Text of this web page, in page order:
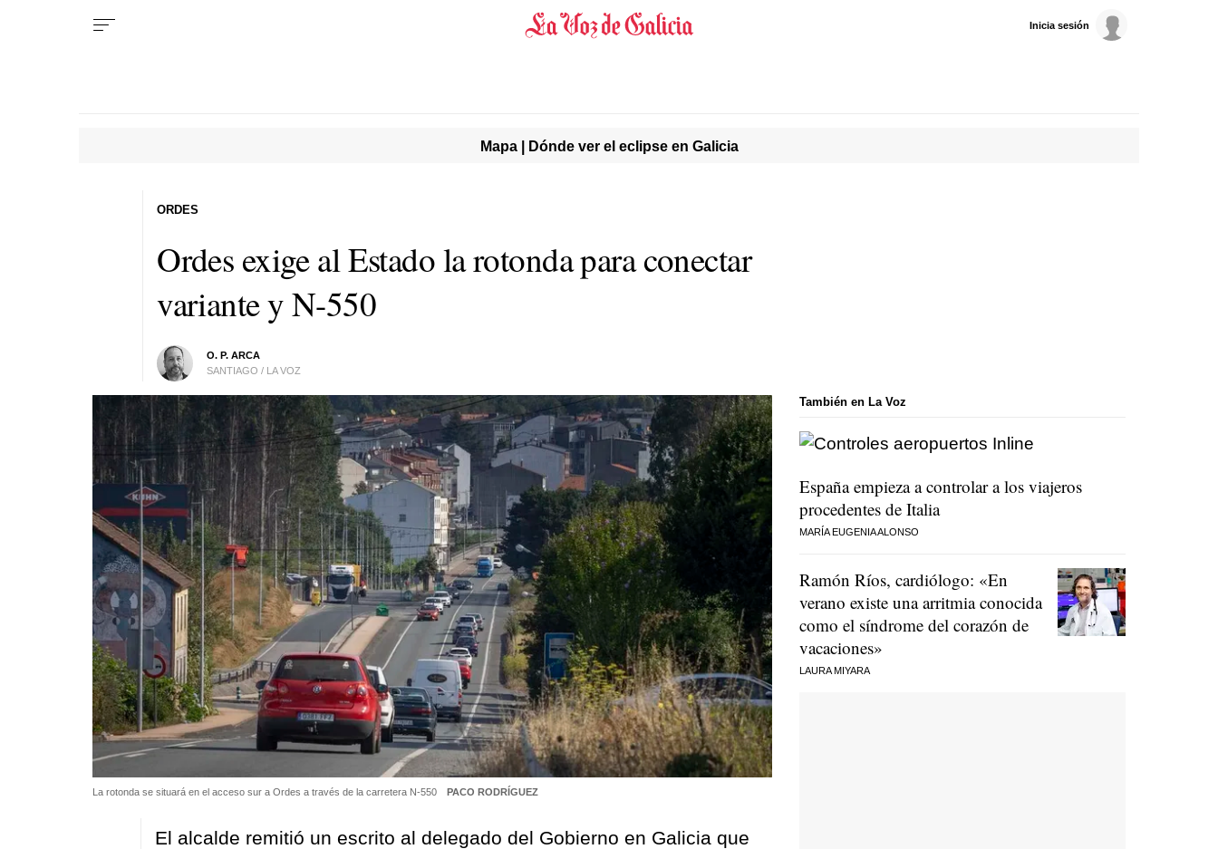
Inicia sesión
Mapa | Dónde ver el eclipse en Galicia
Ordes exige al Estado la rotonda para conectar
variante y N-550
O. P. ARCA
SANTIAGO / LA VOZ
ORDES
La rotonda se situará en el acceso sur a Ordes a través de la carretera N-550 PACO RODRÍGUEZ
El alcalde remitió un escrito al delegado del Gobierno en Galicia que
También en La Voz
España empieza a controlar a los viajeros
procedentes de Italia
MARÍA EUGENIA ALONSO
Ramón Ríos, cardiólogo: «En
verano existe una arritmia conocida
como el síndrome del corazón de
vacaciones»
LAURA MIYARA